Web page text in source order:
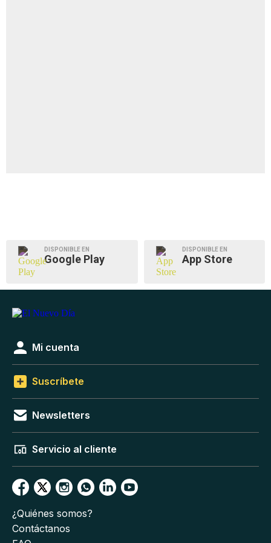
DISPONIBLE EN
Google Play
DISPONIBLE EN
App Store
Mi cuenta
Suscríbete
Newsletters
Servicio al cliente
¿Quiénes somos?
Contáctanos